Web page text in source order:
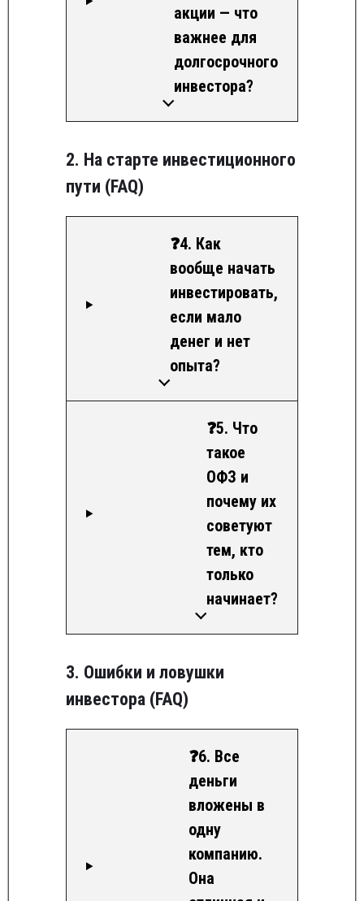
акции — что
важнее для
долгосрочного
инвестора?
2. На старте инвестиционного
пути (FAQ)
❓4. Как
вообще начать
инвестировать,
если мало
денег и нет
опыта?
❓5. Что
такое
ОФЗ и
почему их
советуют
тем, кто
только
начинает?
3. Ошибки и ловушки
инвестора (FAQ)
❓6. Все
деньги
вложены в
одну
компанию.
Она